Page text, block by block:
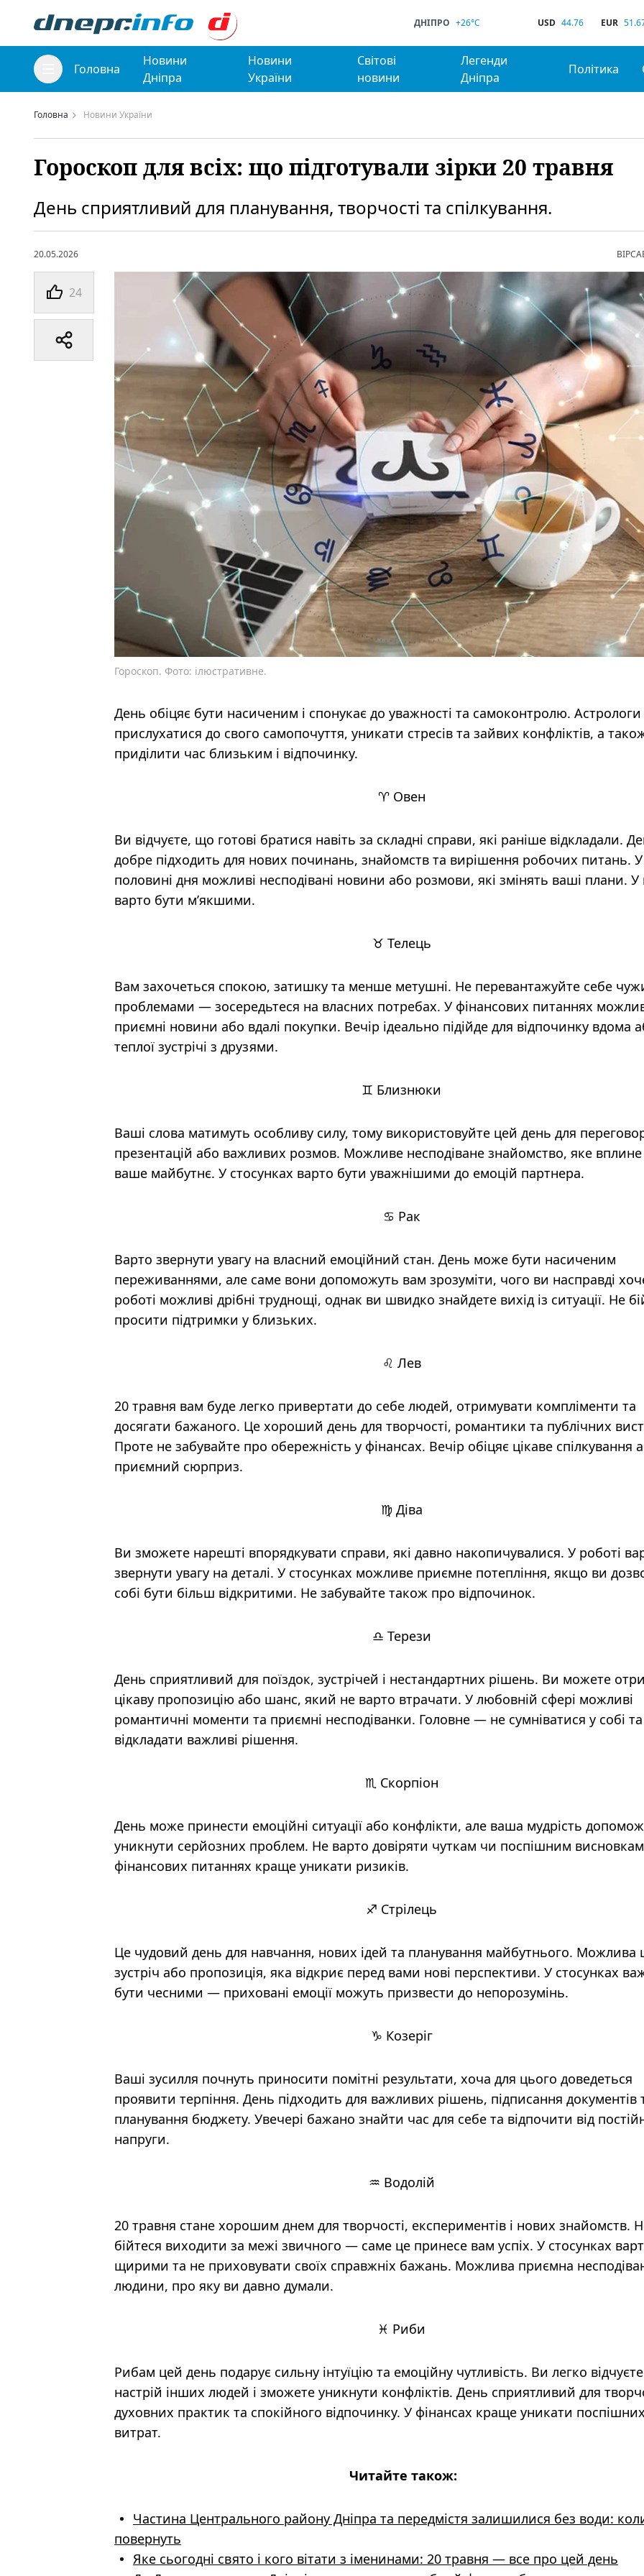
ДНІПРО +26°C USD 44.76 EUR
Головна
Новини
Дніпра
Новини
України
Світові
новини
Легенди
Дніпра
Політика
Головна Новини України
Гороскоп для всіх: що підготували зірки 20 травня
День сприятливий для планування, творчості та спілкування.
20.05.2026
24
Гороскоп. Фото: ілюстративне.
День обіцяє бути насиченим і спонукає до уважності та самоконтролю. Астрологи
прислухатися до свого самопочуття, уникати стресів та зайвих конфліктів, а
приділити час близьким і відпочинку.
♈ Овен
Ви відчуєте, що готові братися навіть за складні справи, які раніше відкладали.
добре підходить для нових починань, знайомств та вирішення робочих питань. У
половині дня можливі несподівані новини або розмови, які змінять ваші плани. У
варто бути м’якшими.
♉ Телець
Вам захочеться спокою, затишку та менше метушні. Не перевантажуйте себе
проблемами — зосередьтеся на власних потребах. У фінансових питаннях
приємні новини або вдалі покупки. Вечір ідеально підійде для відпочинку вдома
теплої зустрічі з друзями.
♊ Близнюки
Ваші слова матимуть особливу силу, тому використовуйте цей день для
презентацій або важливих розмов. Можливе несподіване знайомство, яке
ваше майбутнє. У стосунках варто бути уважнішими до емоцій партнера.
♋ Рак
Варто звернути увагу на власний емоційний стан. День може бути насиченим
переживаннями, але саме вони допоможуть вам зрозуміти, чого ви насправді
роботі можливі дрібні труднощі, однак ви швидко знайдете вихід із ситуації. Не
просити підтримки у близьких.
♌ Лев
20 травня вам буде легко привертати до себе людей, отримувати компліменти та
досягати бажаного. Це хороший день для творчості, романтики та публічних
Проте не забувайте про обережність у фінансах. Вечір обіцяє цікаве спілкування
приємний сюрприз.
♍ Діва
Ви зможете нарешті впорядкувати справи, які давно накопичувалися. У роботі
звернути увагу на деталі. У стосунках можливе приємне потепління, якщо ви
собі бути більш відкритими. Не забувайте також про відпочинок.
♎ Терези
День сприятливий для поїздок, зустрічей і нестандартних рішень. Ви можете
цікаву пропозицію або шанс, який не варто втрачати. У любовній сфері можливі
романтичні моменти та приємні несподіванки. Головне — не сумніватися у собі
відкладати важливі рішення.
♏ Скорпіон
День може принести емоційні ситуації або конфлікти, але ваша мудрість
уникнути серйозних проблем. Не варто довіряти чуткам чи поспішним
фінансових питаннях краще уникати ризиків.
♐ Стрілець
Це чудовий день для навчання, нових ідей та планування майбутнього. Можлива
зустріч або пропозиція, яка відкриє перед вами нові перспективи. У стосунках
бути чесними — приховані емоції можуть призвести до непорозумінь.
♑ Козеріг
Ваші зусилля почнуть приносити помітні результати, хоча для цього доведеться
проявити терпіння. День підходить для важливих рішень, підписання документів
планування бюджету. Увечері бажано знайти час для себе та відпочити від
напруги.
♒ Водолій
20 травня стане хорошим днем для творчості, експериментів і нових знайомств.
бійтеся виходити за межі звичного — саме це принесе вам успіх. У стосунках
щирими та не приховувати своїх справжніх бажань. Можлива приємна
людини, про яку ви давно думали.
♓ Риби
Рибам цей день подарує сильну інтуїцію та емоційну чутливість. Ви легко відчуєте
настрій інших людей і зможете уникнути конфліктів. День сприятливий для
духовних практик та спокійного відпочинку. У фінансах краще уникати поспішних
витрат.
Читайте також:
Частина Центрального району Дніпра та передмістя залишилися без води:
повернуть
Яке сьогодні свято і кого вітати з іменинами: 20 травня — все про цей день